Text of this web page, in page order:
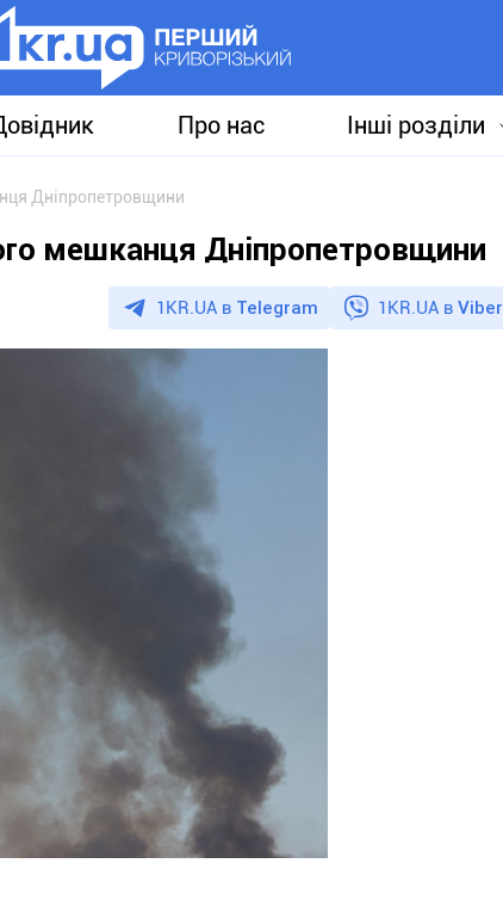
Про нас Інші розділи
Дніпропетровщини
мешканця Дніпропетровщини
1KR.UA в Telegram 1KR.UA в Viber